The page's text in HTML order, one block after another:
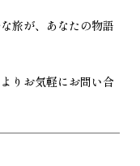
旅が、あなたの物語
りお気軽にお問い合